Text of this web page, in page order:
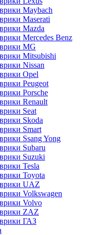
Maybach
Maserati
Mazda
Mercedes Benz
MG
Mitsubishi
Nissan
Opel
Peugeot
Porsche
Renault
Seat
Skoda
Smart
Ssang Yong
Subaru
Suzuki
Tesla
Toyota
UAZ
Volkswagen
Volvo
ZAZ
ГАЗ